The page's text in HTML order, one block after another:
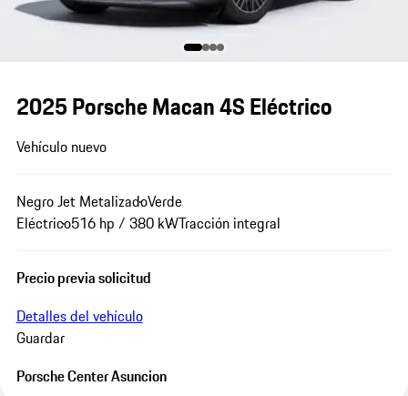
2025 Porsche Macan 4S Eléctrico
Vehículo nuevo
Negro Jet MetalizadoVerde
Eléctrico516 hp / 380 kWTracción integral
Precio previa solicitud
Detalles del vehículo
Guardar
Porsche Center Asuncion